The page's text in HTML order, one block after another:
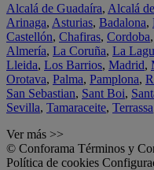
Alcalá de Guadaíra, Alcalá
Arinaga, Asturias, Badalona,
Castellón, Chafiras, Cordoba,
Almería, La Coruña, La
Lleida, Los Barrios, Madrid,
Orotava, Palma, Pamplona,
San Sebastian, Sant Boi,
Sevilla, Tamaraceite, Terrassa
Ver más >>
© Conforama Términos y
Política de cookies